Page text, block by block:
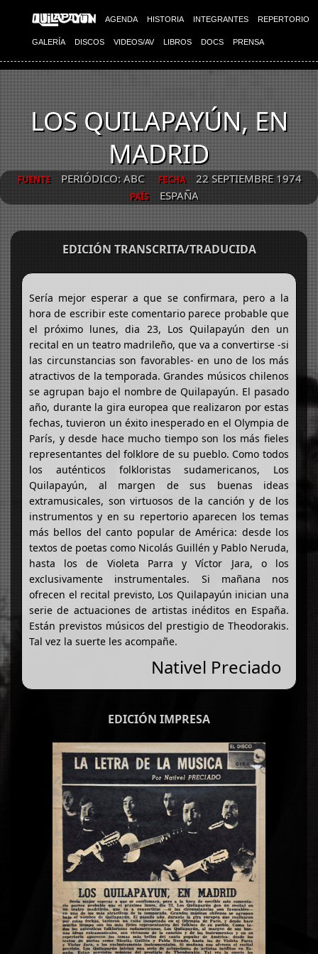
AGENDA HISTORIA INTEGRANTES REPERTORIO
GALERÍA DISCOS VIDEOS/AV LIBROS DOCS PRENSA
LOS QUILAPAYÚN, EN
MADRID
FUENTE PERIÓDICO: ABC FECHA 22 SEPTIEMBRE 1974
PAÍS ESPAÑA
EDICIÓN TRANSCRITA/TRADUCIDA
Sería mejor esperar a que se confirmara, pero a la
hora de escribir este comentario parece probable que
el próximo lunes, dia 23, Los Quilapayún den un
recital en un teatro madrileño, que va a convertirse -si
las circunstancias son favorables- en uno de los más
atractivos de la temporada. Grandes músicos chilenos
se agrupan bajo el nombre de Quilapayún. El pasado
año, durante la gira europea que realizaron por estas
fechas, tuvieron un éxito inesperado en el Olympia de
París, y desde hace mucho tiempo son los más fieles
representantes del folklore de su pueblo. Como todos
los auténticos folkloristas sudamericanos, Los
Quilapayún, al margen de sus buenas ideas
extramusicales, son virtuosos de la canción y de los
instrumentos y en su repertorio aparecen los temas
más bellos del canto popular de América: desde los
textos de poetas como Nicolás Guillén y Pablo Neruda,
hasta los de Violeta Parra y Víctor Jara, o los
exclusivamente instrumentales. Si mañana nos
ofrecen el recital previsto, Los Quilapayún inician una
serie de actuaciones de artistas inéditos en España.
Están previstos músicos del prestigio de Theodorakis.
Tal vez la suerte les acompañe.
Nativel Preciado
EDICIÓN IMPRESA